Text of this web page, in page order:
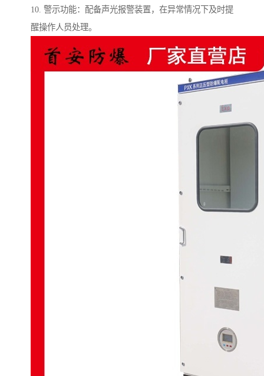
10. 警示功能：配备声光报警装置，在异常情况下及时提
醒操作人员处理。